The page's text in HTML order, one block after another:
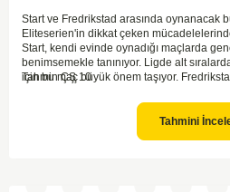
Start ve Fredrikstad arasında oynanacak
Eliteserien'in dikkat çeken
Start, kendi evinde oynadığı maçlarda
benimsemekle tanınıyor. Ligde alt
için bu maç büyük önem taşıyor.
mücadelede zorluk çıkartabilir. Maçın
her iki takımın da sonuca gitmeye
Tahmin ÇŞ 10
Tahmini